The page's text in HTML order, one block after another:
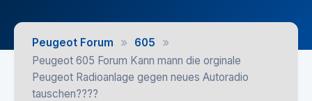
Peugeot Forum » 605 »
Peugeot 605 Forum Kann mann die orginale
Peugeot Radioanlage gegen neues Autoradio
tauschen????